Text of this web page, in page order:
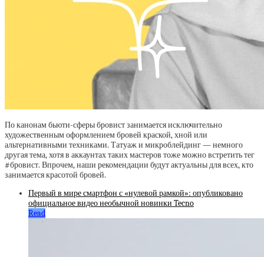
По канонам бьюти-сферы бровист занимается исключительно
художественным оформлением бровей краской, хной или
альтернативными техниками. Татуаж и микроблейдинг — немного
другая тема, хотя в аккаунтах таких мастеров тоже можно встретить тег
#бровист. Впрочем, наши рекомендации будут актуальны для всех, кто
занимается красотой бровей.
Первый в мире смартфон с «нулевой рамкой»: опубликовано
официальное видео необычной новинки Tecno
Read